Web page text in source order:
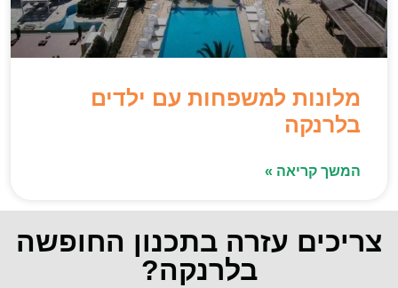
מלונות למשפחות עם ילדים
בלרנקה
המשך קריאה »
צריכים עזרה בתכנון החופשה
בלרנקה?